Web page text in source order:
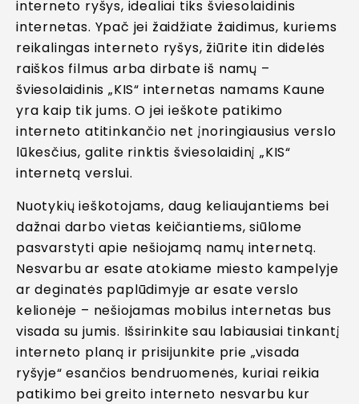
interneto ryšys, idealiai tiks šviesolaidinis
internetas. Ypač jei žaidžiate žaidimus, kuriems
reikalingas interneto ryšys, žiūrite itin didelės
raiškos filmus arba dirbate iš namų –
šviesolaidinis „KIS“ internetas namams Kaune
yra kaip tik jums. O jei ieškote patikimo
interneto atitinkančio net įnoringiausius verslo
lūkesčius, galite rinktis šviesolaidinį „KIS“
internetą verslui.
Nuotykių ieškotojams, daug keliaujantiems bei
dažnai darbo vietas keičiantiems, siūlome
pasvarstyti apie nešiojamą namų internetą.
Nesvarbu ar esate atokiame miesto kampelyje
ar deginatės paplūdimyje ar esate verslo
kelionėje – nešiojamas mobilus internetas bus
visada su jumis. Išsirinkite sau labiausiai tinkantį
interneto planą ir prisijunkite prie „visada
ryšyje“ esančios bendruomenės, kuriai reikia
patikimo bei greito interneto nesvarbu kur